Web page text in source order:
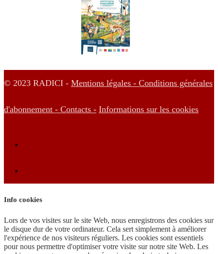
© 2023 RADICI - Mentions légales - Conditions générales
d'abonnement - Contacts - Informations sur les cookies
Info cookies
Lors de vos visites sur le site Web, nous enregistrons des cookies sur
le disque dur de votre ordinateur. Cela sert simplement à améliorer
l'expérience de nos visiteurs réguliers. Les cookies sont essentiels
pour nous permettre d'optimiser votre visite sur notre site Web. Les